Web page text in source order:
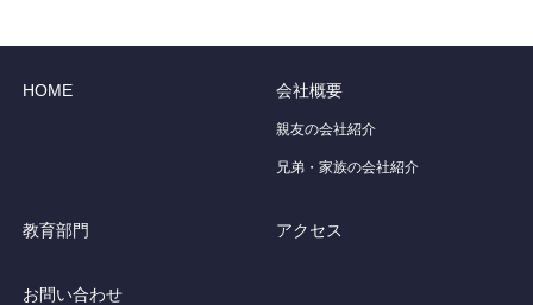
HOME 会社概要
親友の会社紹介
兄弟・家族の会社紹介
教育部門 アクセス
お問い合わせ